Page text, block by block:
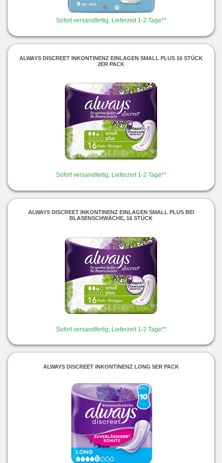
Sofort versandfertig, Lieferzeit 1-2 Tage**
ALWAYS DISCREET INKONTINENZ EINLAGEN SMALL PLUS 16 STÜCK
2ER PACK
Sofort versandfertig, Lieferzeit 1-2 Tage**
ALWAYS DISCREET INKONTINENZ EINLAGEN SMALL PLUS BEI
BLASENSCHWÄCHE, 16 STÜCK
Sofort versandfertig, Lieferzeit 1-2 Tage**
ALWAYS DISCREET INKONTINENZ LONG 5ER PACK